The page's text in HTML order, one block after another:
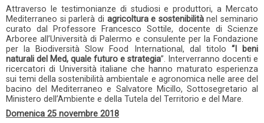
Attraverso le testimonianze di studiosi e produttori, a Mercato
Mediterraneo si parlerà di agricoltura e sostenibilitànel seminario
curato dal Professore Francesco Sottile, docente di Scienze
Arboree all’Università di Palermo e consulente per la Fondazione
per la Biodiversità Slow Food International, dal titolo “I beni
naturali del Med, quale futuro e strategia”. Interverranno docenti e
ricercatori di Università italiane che hanno maturato esperienza
sui temi della sostenibilità ambientale e agronomica nelle aree del
bacino del Mediterraneo e Salvatore Micillo, Sottosegretario al
Ministero dell’Ambiente e della Tutela del Territorio e del Mare.
Domenica 25 novembre 2018